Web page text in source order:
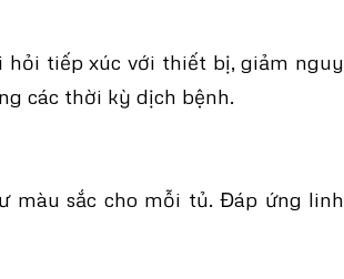
hỏi tiếp xúc với thiết bị, giảm nguy
các thời kỳ dịch bệnh.
màu sắc cho mỗi tủ. Đáp ứng linh